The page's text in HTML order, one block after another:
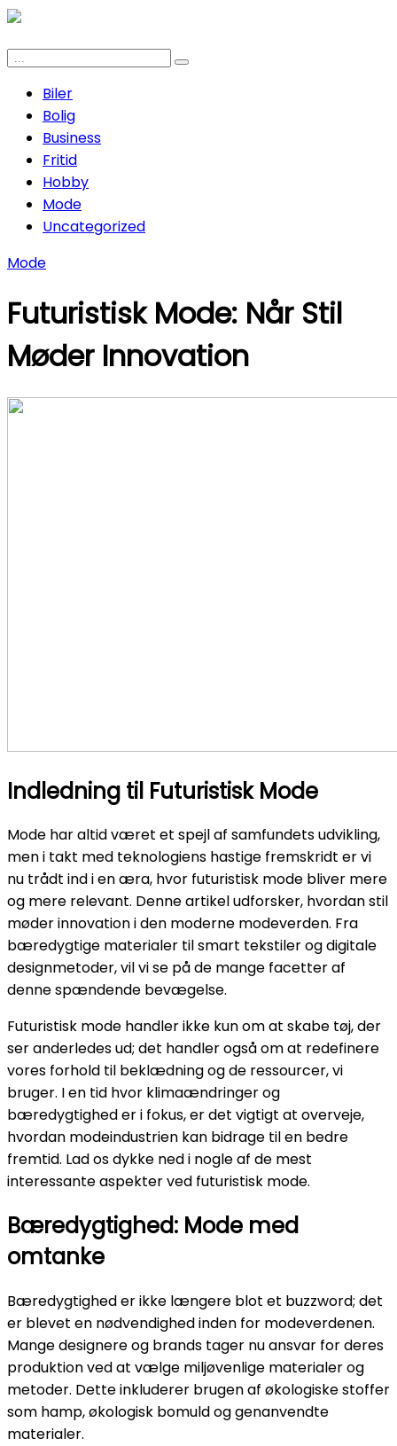
Biler
Bolig
Business
Fritid
Hobby
Mode
Uncategorized
Mode
Futuristisk Mode: Når Stil
Møder Innovation
Indledning til Futuristisk Mode
Mode har altid været et spejl af samfundets udvikling,
men i takt med teknologiens hastige fremskridt er vi
nu trådt ind i en æra, hvor futuristisk mode bliver mere
og mere relevant. Denne artikel udforsker, hvordan stil
møder innovation i den moderne modeverden. Fra
bæredygtige materialer til smart tekstiler og digitale
designmetoder, vil vi se på de mange facetter af
denne spændende bevægelse.
Futuristisk mode handler ikke kun om at skabe tøj, der
ser anderledes ud; det handler også om at redefinere
vores forhold til beklædning og de ressourcer, vi
bruger. I en tid hvor klimaændringer og
bæredygtighed er i fokus, er det vigtigt at overveje,
hvordan modeindustrien kan bidrage til en bedre
fremtid. Lad os dykke ned i nogle af de mest
interessante aspekter ved futuristisk mode.
Bæredygtighed: Mode med
omtanke
Bæredygtighed er ikke længere blot et buzzword; det
er blevet en nødvendighed inden for modeverdenen.
Mange designere og brands tager nu ansvar for deres
produktion ved at vælge miljøvenlige materialer og
metoder. Dette inkluderer brugen af økologiske stoffer
som hamp, økologisk bomuld og genanvendte
materialer.